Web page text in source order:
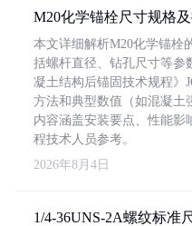
M20化学锚栓尺寸规格
本文详细解析M20化学锚栓
括螺杆直径、钻孔尺寸等参
凝土结构后锚固技术规程》
方法和典型数值（如混凝土
内容涵盖安装要点、性能影
程技术人员参考。
2026年8月4日
1/4-36UNS-2A螺纹标准